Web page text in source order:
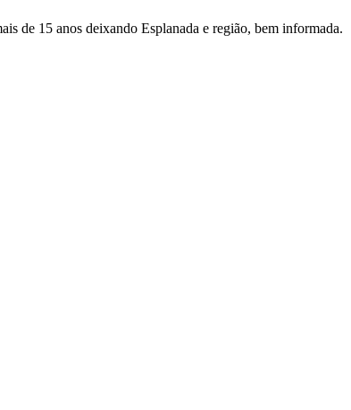
de 15 anos deixando Esplanada e região, bem informada.